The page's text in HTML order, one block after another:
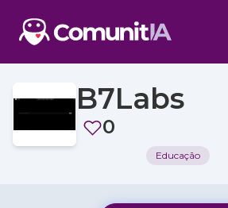
B7Labs
0
Educação